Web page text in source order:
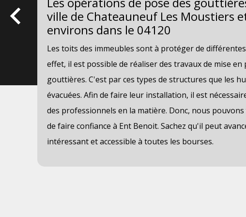
ville de Chateauneuf Les Moustiers
environs dans le 04120
Les toits des immeubles sont à protéger de
effet, il est possible de réaliser des travaux de mise en
gouttières. C'est par ces types de structures que les
évacuées. Afin de faire leur installation, il est
des professionnels en la matière. Donc, nous
de faire confiance à Ent Benoit. Sachez qu'il peut
intéressant et accessible à toutes les bourses.